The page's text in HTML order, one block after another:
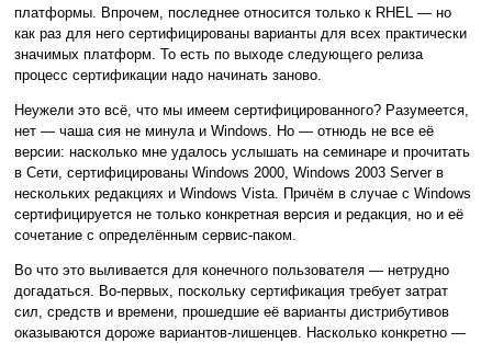
платформы. Впрочем, последнее относится только к RHEL — но
как раз для него сертифицированы варианты для всех практически
значимых платформ. То есть по выходе следующего релиза
процесс сертификации надо начинать заново.
Неужели это всё, что мы имеем сертифицированного? Разумеется,
нет — чаша сия не минула и Windows. Но — отнюдь не все её
версии: насколько мне удалось услышать на семинаре и прочитать
в Сети, сертифицированы Windows 2000, Windows 2003 Server в
нескольких редакциях и Windows Vista. Причём в случае с Windows
сертифицируется не только конкретная версия и редакция, но и её
сочетание с определённым сервис-паком.
Во что это выливается для конечного пользователя — нетрудно
догадаться. Во-первых, поскольку сертификация требует затрат
сил, средств и времени, прошедшие её варианты дистрибутивов
оказываются дороже вариантов-лишенцев. Насколько конкретно —